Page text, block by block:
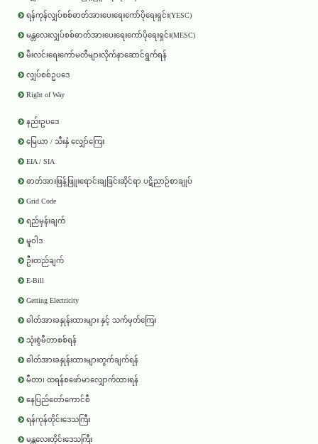
ရန်ကုန်လျှပ်စစ်ဓာတ်အားပေးရေးကော်ပိုရေးရှင်း(YESC)
မန္တလေးလျှပ်စစ်ဓာတ်အားပေးရေးကော်ပိုရေးရှင်း(MESC)
မီးလင်းရေးကော်မတီများလိုက်နာဆောင်ရွက်ရန်
လျှပ်စစ်ဥပဒေ
Right of Way
နည်းဥပဒေ
မြေယာ / သီးနှံ လျှော်ကြေး
EIA / SIA
ဓာတ်အားဖြန့်ဖြူးရောင်းချခြင်းဆိုင်ရာ ပဋိညာဉ်စာချုပ်
Grid Code
ရည်မှန်းချက်
မူဝါဒ
ဦးတည်ချက်
E-Bill
Getting Electricity
ဓါတ်အားခနှုန်းထားများ နှင့် သက်မှတ်ကြေး
သုံးစွဲမီတာစစ်ရန်
ဓါတ်အားခနှုန်းထားများတွက်ချက်ရန်
မီတာ၊ ထရန်စဖော်မာလျှောက်ထားရန်
နေပြည်တော်ကောင်စီ
ရန်ကုန်တိုင်းဒေသကြီး
မန္တလေးတိုင်းဒေသကြီး